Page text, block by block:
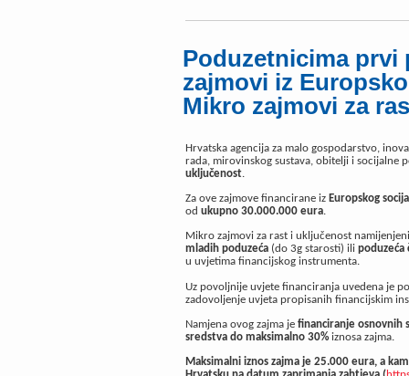
Poduzetnicima prvi
zajmovi iz
Mikro zajmovi za
Hrvatska agencija za malo gospodarstvo,
rada, mirovinskog sustava, obitelji i socijalne
uključenost.
Za ove zajmove financirane iz Europskog
od ukupno 30.000.000 eura.
Mikro zajmovi za rast i uključenost
mladih poduzeća (do 3g starosti) ili poduzeća
u uvjetima financijskog instrumenta.
Uz povoljnije uvjete financiranja uvedena je
zadovoljenje uvjeta propisanih financijskim
Namjena ovog zajma je financiranje osnovnih
sredstva do maksimalno 30% iznosa zajma.
Maksimalni iznos zajma je 25.000 eura, a